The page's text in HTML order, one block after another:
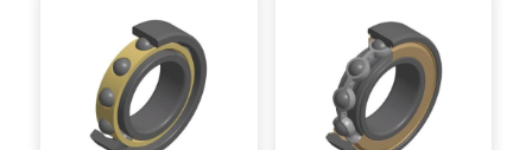
MÁY GIA NHIỆT NTN